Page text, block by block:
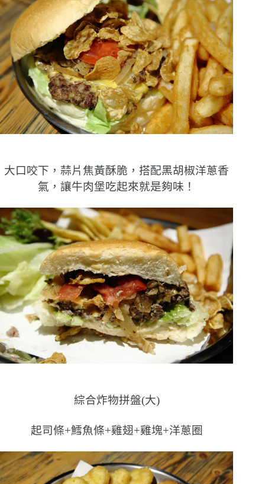
大口咬下，蒜片焦黃酥脆，搭配黑胡椒洋蔥香
氣，讓牛肉堡吃起來就是夠味！
綜合炸物拼盤(大)
起司條+鱈魚條+雞翅+雞塊+洋蔥圈